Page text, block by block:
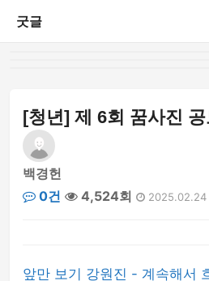
굿글
[청년] 제 6회 꿈사진
백경헌
0건
4,524회 2025.02.24
앞만 보기 강원진 - 계속해서